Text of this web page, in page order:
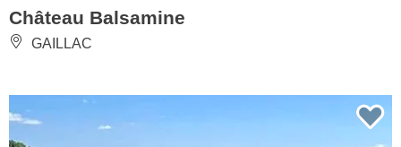
Château Balsamine
GAILLAC